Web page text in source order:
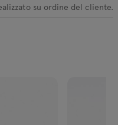
su ordine del cliente.